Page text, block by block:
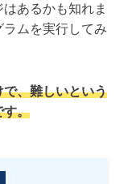
あるかも知れま
ムを実行してみ
、難しいという
す。